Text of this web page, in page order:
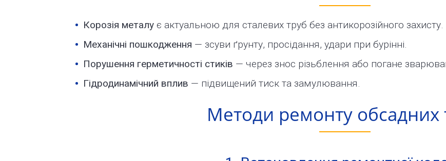
Розрахунок
Корозія металу є актуальною для сталевих труб без антикорозійного захисту.
Механічні пошкодження — зсуви ґрунту, просідання, удари при бурінні.
Порушення герметичності стиків — через знос різьблення або погане
Гідродинамічний вплив — підвищений тиск та замулювання.
Методи ремонту обсадних